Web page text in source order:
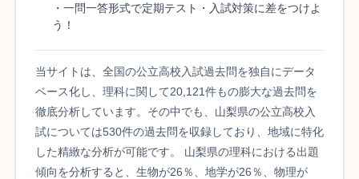
・一問一答形式で定期テスト・入試対策に差をつけよ
う！
当サイトは、全国の公立高校入試過去問を独自にデータ
ベース化し、理科に関して20,121件もの膨大な過去問を
徹底分析しています。その中でも、山梨県の公立高校入
試については530件の過去問を収録しており、地域に特化
した精緻な分析が可能です。 山梨県の理科における出題
傾向を分析すると、生物が26％、地学が26％、物理が